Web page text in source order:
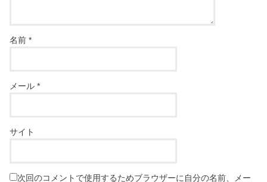
名前*
メール*
サイト
次回のコメントで使用するためブラウザーに自分の名前、メー